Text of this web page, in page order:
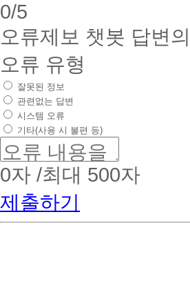
0/5
오류제보 챗봇 답변
오류 유형
잘못된 정보
관련없는 답변
시스템 오류
기타(사용 시 불편 등)
0자 /최대 500자
제출하기